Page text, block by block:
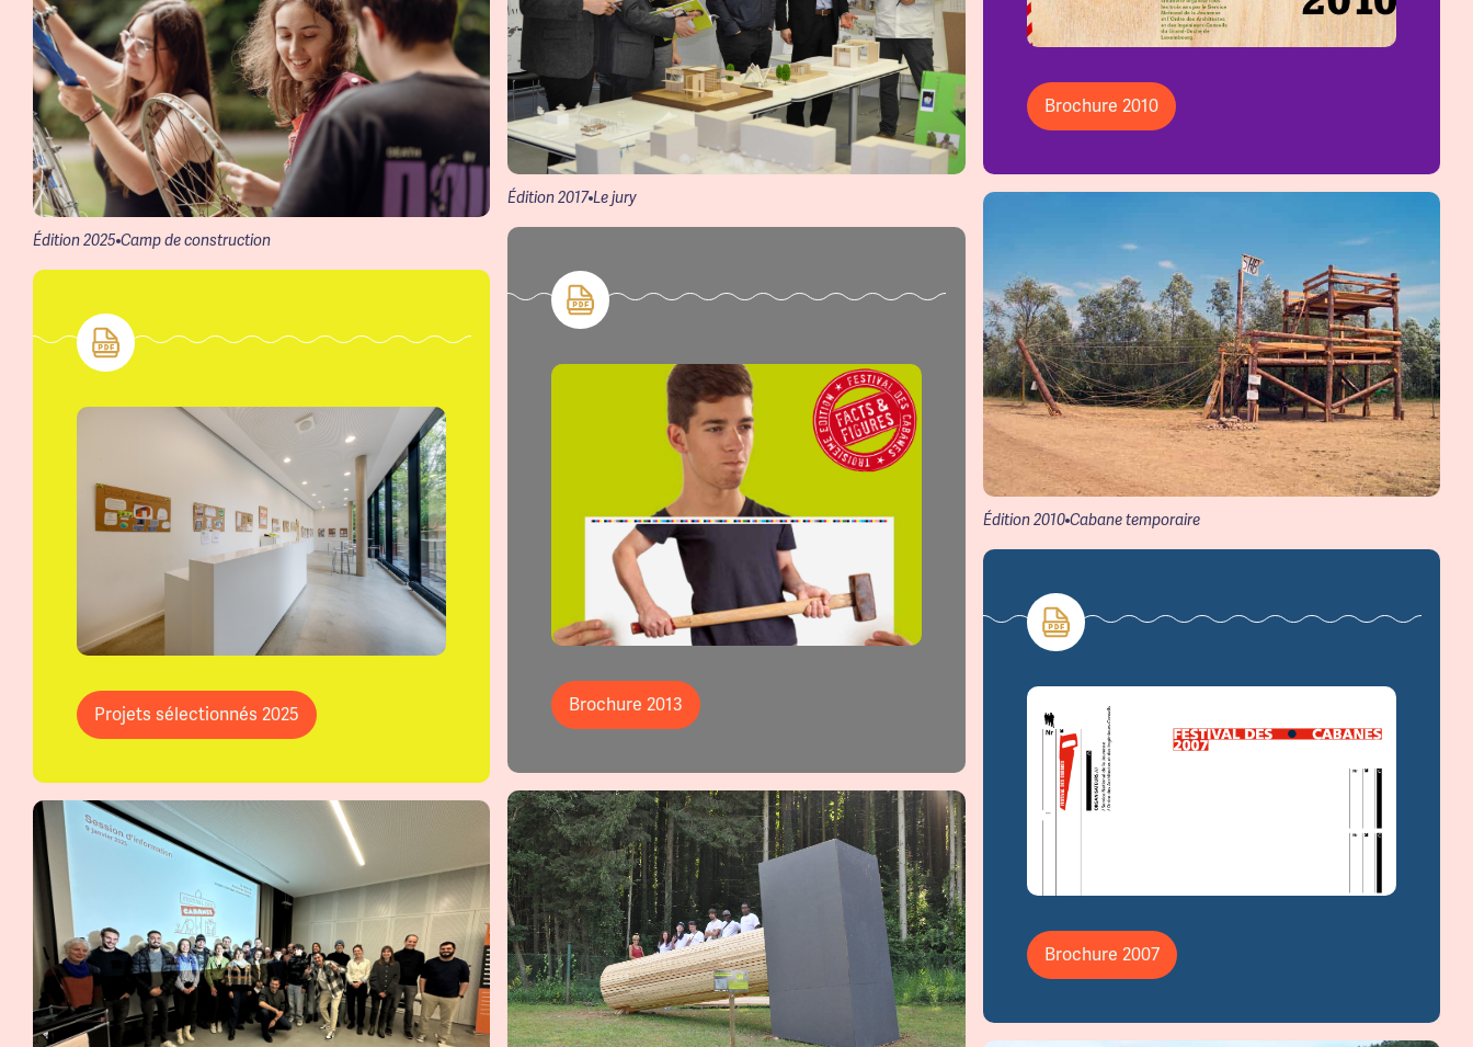
Édition 2025 Camp de construction
Projets sélectionnés 2025
Édition 2017 Le jury
Brochure 2013
Brochure 2010
Édition 2010 Cabane temporaire
Brochure 2007